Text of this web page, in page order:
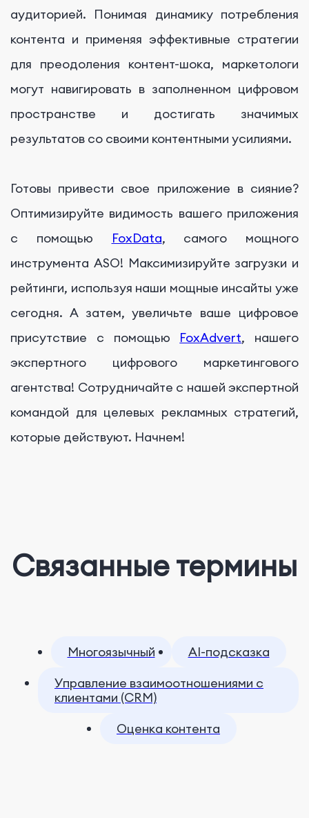
аудиторией. Понимая динамику потребления
контента и применяя эффективные стратегии
для преодоления контент-шока, маркетологи
могут навигировать в заполненном цифровом
пространстве и достигать значимых
результатов со своими контентными усилиями.
Готовы привести свое приложение в сияние?
Оптимизируйте видимость вашего приложения
с помощью
FoxData, самого мощного
инструмента ASO! Максимизируйте загрузки и
рейтинги, используя наши мощные инсайты уже
сегодня. А затем, увеличьте ваше цифровое
присутствие с помощью FoxAdvert, нашего
экспертного цифрового маркетингового
агентства! Сотрудничайте с нашей экспертной
командой для целевых рекламных стратегий,
которые действуют. Начнем!
Связанные термины
Многоязычный
AI-подсказка
Управление взаимоотношениями с
клиентами (CRM)
Оценка контента